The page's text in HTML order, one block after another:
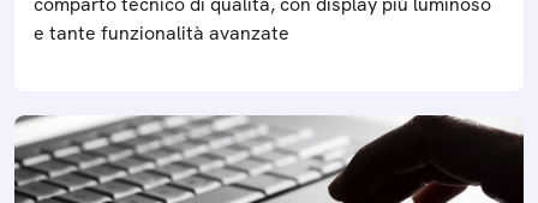
e tante funzionalità avanzate